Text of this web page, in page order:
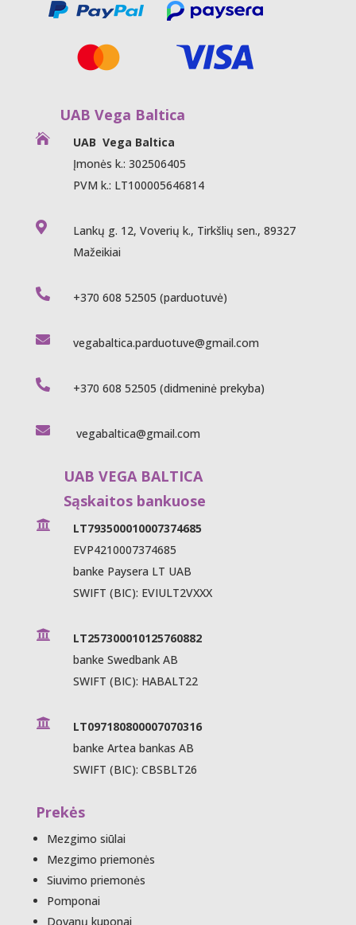
UAB Vega Baltica

UAB Vega Baltica
Įmonės k.: 302506405
PVM k.: LT100005646814

Lankų g. 12, Voverių k., Tirkšlių sen., 89327
Mažeikiai
 +370 608 52505 (parduotuvė)
 vegabaltica.parduotuve@gmail.com
 +370 608 52505 (didmeninė prekyba)
 vegabaltica@gmail.com
UAB VEGA BALTICA
Sąskaitos bankuose

LT793500010007374685
EVP4210007374685
banke Paysera LT UAB
SWIFT (BIC): EVIULT2VXXX

LT257300010125760882
banke Swedbank AB
SWIFT (BIC): HABALT22

LT097180800007070316
banke Artea bankas AB
SWIFT (BIC): CBSBLT26
Prekės
Mezgimo siūlai
Mezgimo priemonės
Siuvimo priemonės
Pomponai
Dovanų kuponai